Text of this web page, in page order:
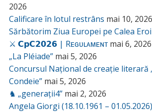
2026
Calificare în lotul restrâns mai 10, 2026
Sărbătorim Ziua Europei pe Calea
⚔️ 𝗖𝗽𝗖𝟮𝟬𝟮𝟲 | Rᴇɢᴜʟᴀᴍᴇɴᴛ mai 6, 2026
„La Pléiade” mai 5, 2026
Concursul Național de creație literară
Condeie” mai 5, 2026
♞ „generații4” mai 2, 2026
Angela Giorgi (18.10.1961 – 01.05.2026)